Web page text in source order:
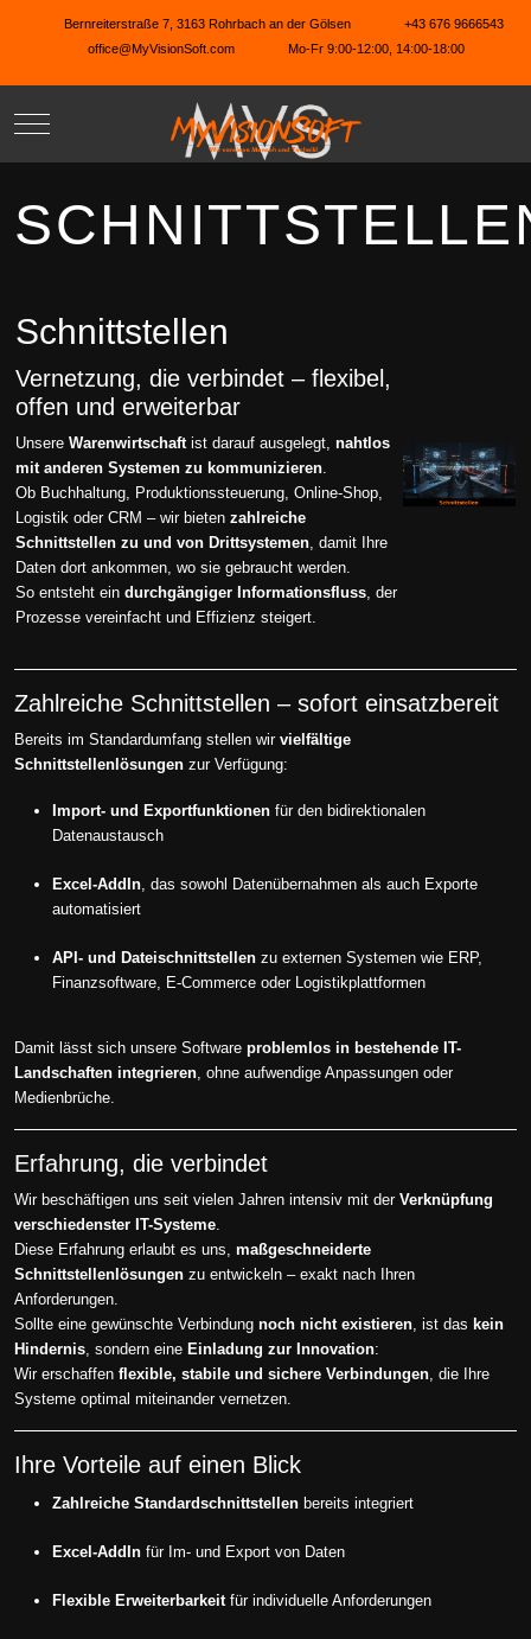
Bernreiterstraße 7, 3163 Rohrbach an der Gölsen
+43 676 9666543
office@MyVisionSoft.com
Mo-Fr 9:00-12:00, 14:00-18:00
Mobile Menu Toggle
Schnittstellen
Vernetzung, die verbindet – flexibel,
offen und erweiterbar
Unsere Warenwirtschaftist darauf ausgelegt, nahtlos
mit anderen Systemen zu kommunizieren.
Ob Buchhaltung, Produktionssteuerung, Online-Shop,
Logistik oder CRM – wir bieten zahlreiche
Schnittstellen zu und von Drittsystemen, damit Ihre
Daten dort ankommen, wo sie gebraucht werden.
So entsteht ein durchgängiger Informationsfluss, der
Prozesse vereinfacht und Effizienz steigert.
Zahlreiche Schnittstellen – sofort einsatzbereit
Bereits im Standardumfang stellen wir vielfältige
Schnittstellenlösungen zur Verfügung:
Import- und Exportfunktionen für den bidirektionalen
Datenaustausch
Excel-AddIn, das sowohl Datenübernahmen als auch Exporte
automatisiert
API- und Dateischnittstellen zu externen Systemen wie ERP,
Finanzsoftware, E-Commerce oder Logistikplattformen
Damit lässt sich unsere Software problemlos in bestehende IT-
Landschaften integrieren, ohne aufwendige Anpassungen oder
Medienbrüche.
Erfahrung, die verbindet
Wir beschäftigen uns seit vielen Jahren intensiv mit der Verknüpfung
verschiedenster IT-Systeme.
Diese Erfahrung erlaubt es uns, maßgeschneiderte
Schnittstellenlösungen zu entwickeln – exakt nach Ihren
Anforderungen.
Sollte eine gewünschte Verbindung noch nicht existieren, ist das kein
Hindernis, sondern eine Einladung zur Innovation:
Wir erschaffen flexible, stabile und sichere Verbindungen, die Ihre
Systeme optimal miteinander vernetzen.
Ihre Vorteile auf einen Blick
Zahlreiche Standardschnittstellen bereits integriert
Excel-AddIn für Im- und Export von Daten
Flexible Erweiterbarkeitfür individuelle Anforderungen